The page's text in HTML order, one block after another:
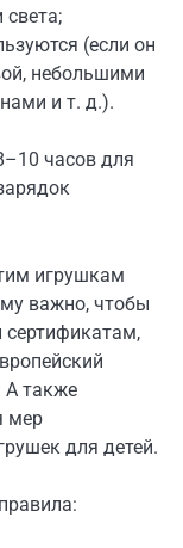
(если он
небольшими
и т. д.).
часов для
игрушкам
важно, чтобы
сертификатам,
А также
мер
для детей.